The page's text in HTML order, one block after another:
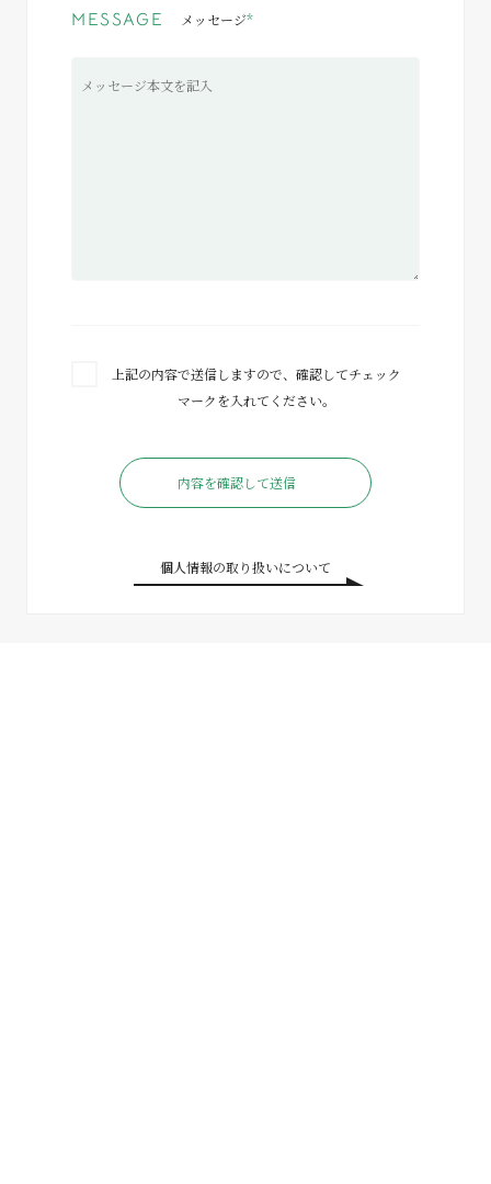
MESSAGE メッセージ*
上記の内容で送信しますので、確認してチェック
マークを入れてください。
個人情報の取り扱いについて